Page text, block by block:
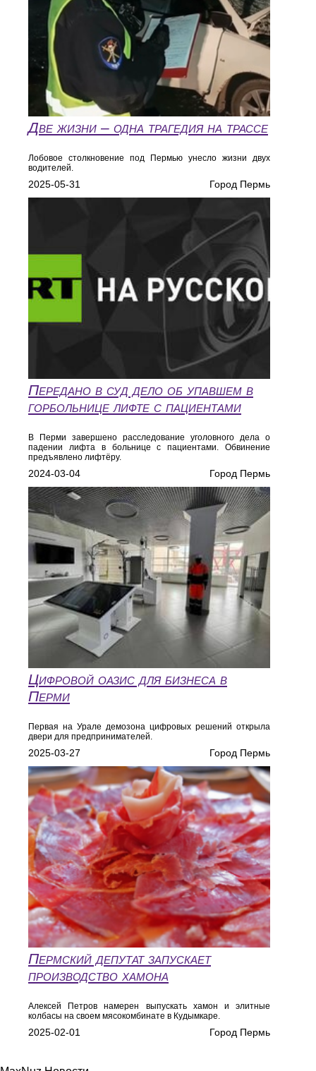
Две жизни – одна трагедия на трассе
Лобовое столкновение под Пермью унесло жизни двух
водителей.
2025-05-31 Город Пермь
Передано в суд дело об упавшем в
горбольнице лифте с пациентами
В Перми завершено расследование уголовного дела о
падении лифта в больнице с пациентами. Обвинение
предъявлено лифтёру.
2024-03-04 Город Пермь
Цифровой оазис для бизнеса в
Перми
Первая на Урале демозона цифровых решений открыла
двери для предпринимателей.
2025-03-27 Город Пермь
Пермский депутат запускает
производство хамона
Алексей Петров намерен выпускать хамон и элитные
колбасы на своем мясокомбинате в Кудымкаре.
2025-02-01 Город Пермь